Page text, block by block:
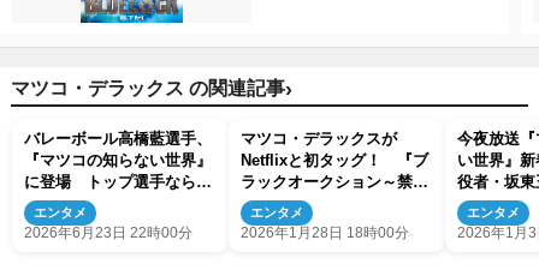
マツコ・デラックス の関連記事›
バレーボール高橋藍選手、
『マツコの知らない世界』
に登場 トップ選手ならで
はの視点から競技を深堀り
エンタメ
2026年6月23日 22時00分
マツコ・デラックスが
Netflixと初タッグ！ 『ブ
ラックオークション～禁断
の入札〜』2026年世界独占
配信
エンタメ
2026年1月28日 18時00分
今夜放送
い世界』
役者・坂
伎女方の
す
エンタメ
2026年1月